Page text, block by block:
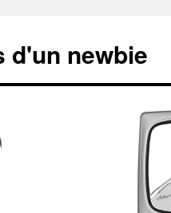
d'un newbie